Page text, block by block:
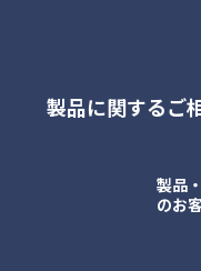
製品に関するご
製品
のお